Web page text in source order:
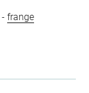
-frange